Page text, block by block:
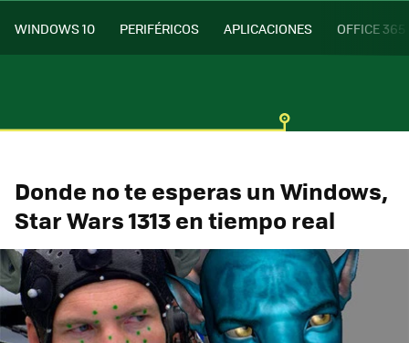
WINDOWS 10 PERIFÉRICOS APLICACIONES OFFICE 365
Donde no te esperas un Windows,
Star Wars 1313 en tiempo real